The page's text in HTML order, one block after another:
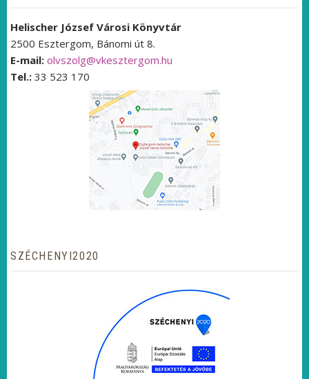
Helischer József Városi Könyvtár
2500 Esztergom, Bánomi út 8.
E-mail: olvszolg@vkesztergom.hu
Tel.: 33 523 170
SZÉCHENYI2020